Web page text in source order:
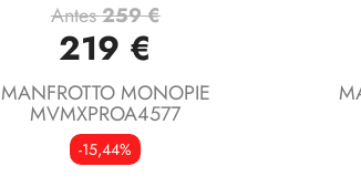
Vista rápida
Antes259 €
219 €
MANFROTTO MONOPIE
MVMXPROA4577
-15,44%